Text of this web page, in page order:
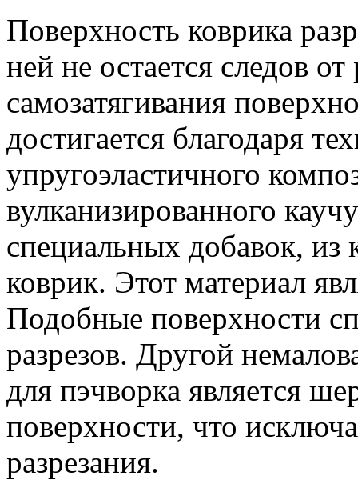
Поверхность коврика
ней не остается следов
самозатягивания
достигается благодаря
упругоэластичного
вулканизированного
специальных добавок, из
коврик. Этот материал
Подобные поверхности
разрезов. Другой
для пэчворка является
поверхности, что
разрезания.